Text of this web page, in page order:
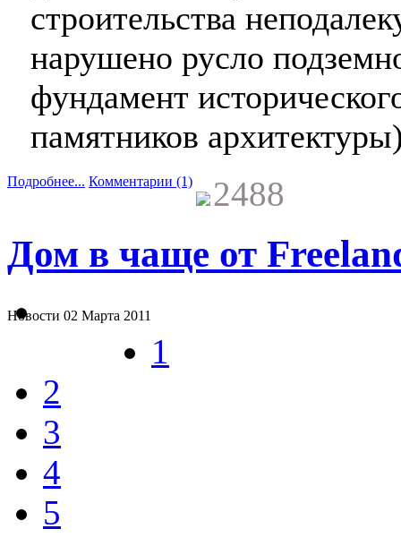
строительства
нарушено русло
фундамент
памятников
Подробнее... Комментарии (1) 2488
Дом в чаще от
Новости 02 Марта 2011
1
2
3
4
5